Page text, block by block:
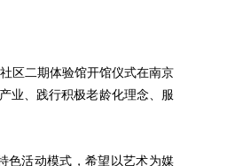
区二期体验馆开馆仪式在南京
业、践行积极老龄化理念、服
色活动模式，希望以艺术为媒